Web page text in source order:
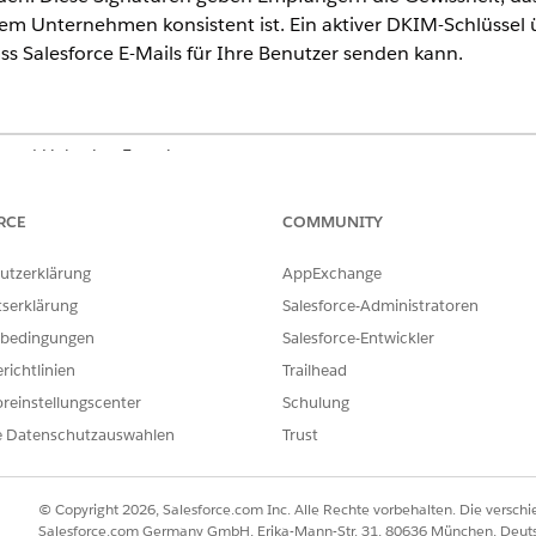
Unternehmen konsistent ist. Ein aktiver DKIM-
Salesforce E-Mails für Ihre Benutzer senden kann.
Lightning Experience
von DKIM-Schlüsseln mit ihrem Zweck und der
ist ein Sicherheitsstandard, der eine digitale Signatur an
gefälscht wurde. DKIM baut Trust mit E-Mail-Anbietern auf,
statt im Spam-Ordner landen. Ein aktiver DKIM-Schlüssel
Datenschutzauswahlen
COMMUNITY
AppExchange
Salesforce-Administratoren
Salesforce-Entwickler
Trailhead
Schulung
Trust
© Copyright 2026, Salesforce.com Inc. Alle Rechte vorbehalten. Die
Salesforce.com Germany GmbH, Erika-Mann-Str. 31, 80636 München,